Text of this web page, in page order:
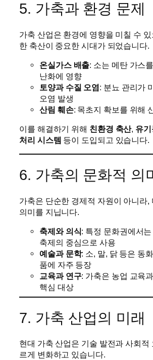
5. 가축과 환경 문제
가축 산업은 환경에 영향을 미칠 수
한 축산이 중요한 시대가 되었습니다.
온실가스 배출: 소는 메탄 가스
난화에 영향
토양과 수질 오염: 분뇨 관리가
오염 발생
산림 훼손: 목초지 확보를 위해
이를 해결하기 위해 친환경 축산, 유
처리 시스템 등이 도입되고 있습니다.
6. 가축의 문화적 의
가축은 단순한 경제적 자원이 아니라,
의미를 지닙니다.
축제와 의식: 특정 문화권에서
축제의 중심으로 사용
예술과 문학: 소, 말, 닭 등은 동
품에 자주 등장
교육과 연구: 가축은 농업 교육
핵심 대상
7. 가축 산업의 미래
현대 가축 산업은 기술 발전과 사회적
르게 변화하고 있습니다.